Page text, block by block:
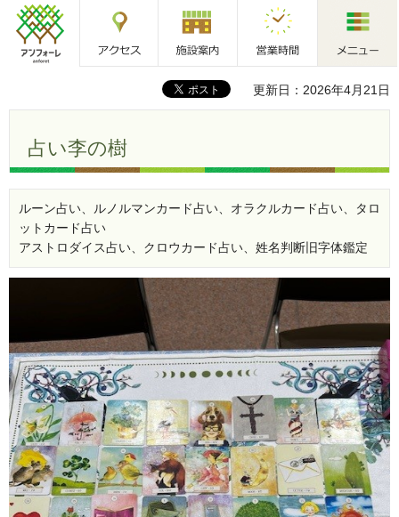
アンフォーレ 施設案内 営業時間
更新日：2026年4月21日
占い李の樹
ルーン占い、ルノルマンカード占い、オラクルカード占い、タロ
ットカード占い
アストロダイス占い、クロウカード占い、姓名判断旧字体鑑定